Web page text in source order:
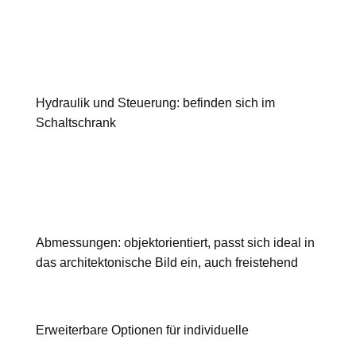
Hydraulik und Steuerung: befinden sich im
Schaltschrank
Abmessungen: objektorientiert, passt sich ideal in
das architektonische Bild ein, auch freistehend
Erweiterbare Optionen für individuelle